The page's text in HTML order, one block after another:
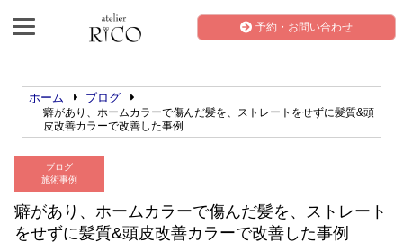
予約・お問い合わせ
ホーム ブログ
癖があり、ホームカラーで傷んだ髪を、ストレートをせずに髪質&頭
皮改善カラーで改善した事例
ブログ
施術事例
癖があり、ホームカラーで傷んだ髪を、ストレート
をせずに髪質&頭皮改善カラーで改善した事例